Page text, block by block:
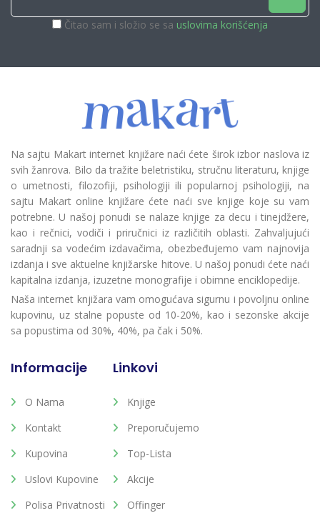
Čitao sam i složio se sa uslovima korišćenja
Na sajtu Makart internet knjižare naći ćete širok izbor naslova iz
svih žanrova. Bilo da tražite beletristiku, stručnu literaturu, knjige
o umetnosti, filozofiji, psihologiji ili popularnoj psihologiji, na
sajtu Makart online knjižare ćete naći sve knjige koje su vam
potrebne. U našoj ponudi se nalaze knjige za decu i tinejdžere,
kao i rečnici, vodiči i priručnici iz različitih oblasti. Zahvaljujući
saradnji sa vodećim izdavačima, obezbeđujemo vam najnovija
izdanja i sve aktuelne knjižarske hitove. U našoj ponudi ćete naći
kapitalna izdanja, izuzetne monografije i obimne enciklopedije.
Naša internet knjižara vam omogućava sigurnu i povoljnu online
kupovinu, uz stalne popuste od 10-20%, kao i sezonske akcije
sa popustima od 30%, 40%, pa čak i 50%.
Informacije
O Nama
Kontakt
Kupovina
Uslovi Kupovine
Polisa Privatnosti
Linkovi
Knjige
Preporučujemo
Top-Lista
Akcije
Offinger